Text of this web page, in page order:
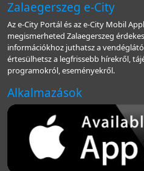
Zalaegerszeg e-City
Az e-City Portál és az e-City Mobil
megismerheted Zalaegerszeg
információkhoz juthatsz a
értesülhetsz a legfrissebb hírekről,
programokról, eseményekről.
Alkalmazások